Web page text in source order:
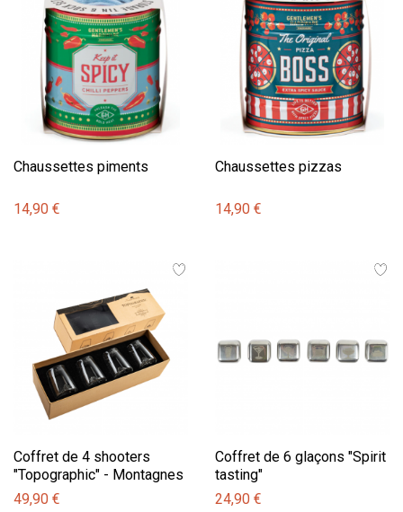
Chaussettes piments
14,90 €
Chaussettes pizzas
14,90 €
Coffret de 4 shooters
"Topographic" - Montagnes
49,90 €
Coffret de 6 glaçons "Spirit
tasting"
24,90 €